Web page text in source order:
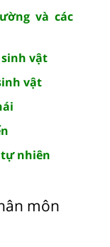
và các
sinh vật
vật
tự nhiên
môn